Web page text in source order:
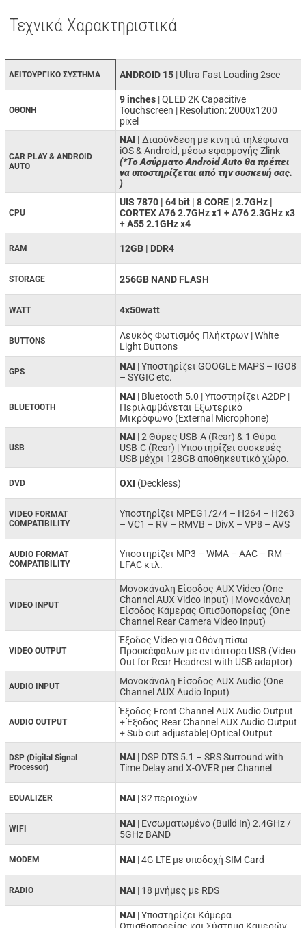
Τεχνικά Χαρακτηριστικά
ΛΕΙΤΟΥΡΓΙΚΟ ΣΥΣΤΗΜΑ ANDROID 15 | Ultra Fast Loading 2sec
ΟΘΟΝΗ
9 inches | QLED 2K Capacitive
Touchscreen | Resolution: 2000x1200
pixel
CAR PLAY & ANDROID
AUTO
ΝΑΙ | Διασύνδεση με κινητά τηλέφωνα
iOS & Android, μέσω εφαρμογής Zlink
(*Το Ασύρματο Android Auto θα πρέπει
να υποστηρίζεται από την συσκευή σας.
)
CPU
UIS 7870 | 64 bit | 8 CORE | 2.7GHz |
CORTEX A76 2.7GHz x1 + A76 2.3GHz x3
+ A55 2.1GHz x4
RAM 12GB | DDR4
STORAGE 256GB NAND FLASH
WATT 4x50watt
BUTTONS
Λευκός Φωτισμός Πλήκτρων | White
Light Buttons
GPS NAI | Υποστηρίζει GOOGLE MAPS – IGO8
– SYGIC etc.
BLUETOOTH
ΝΑΙ | Bluetooth 5.0 | Υποστηρίζει A2DP |
Περιλαμβάνεται Εξωτερικό
Μικρόφωνο (External Microphone)
USB
ΝΑΙ | 2 Θύρες USB-A (Rear) & 1 Θύρα
USB-C (Rear) | Υποστηρίζει συσκευές
USB μέχρι 128GB αποθηκευτικό χώρο.
DVD ΟΧΙ (Deckless)
VIDEO FORMAT
COMPATIBILITY
Υποστηρίζει MPEG1/2/4 – H264 – H263
– VC1 – RV – RMVB – DivX – VP8 – AVS
AUDIO FORMAT
COMPATIBILITY
Υποστηρίζει MP3 – WMA – AAC – RM –
LFAC κτλ.
VIDEO INPUT
Μονοκάναλη Είσοδος AUX Video (One
Channel AUX Video Input) | Μονοκάναλη
Είσοδος Κάμερας Οπισθοπορείας (One
Channel Rear Camera Video Input)
VIDEO OUTPUT
Έξοδος Video για Οθόνη πίσω
Προσκέφαλων με αντάπτορα USB (Video
Out for Rear Headrest with USB adaptor)
AUDIO INPUT
Μονοκάναλη Είσοδος AUX Audio (One
Channel AUX Audio Input)
AUDIO OUTPUT
Έξοδος Front Channel AUX Audio Output
+ Έξοδος Rear Channel AUX Audio Output
+ Sub out adjustable| Optical Output
DSP (Digital Signal
Processor)
ΝΑΙ | DSP DTS 5.1 – SRS Surround with
Time Delay and X-OVER per Channel
EQUALIZER NAI | 32 περιοχών
WIFI ΝΑΙ | Ενσωματωμένο (Build In) 2.4GHz /
5GHz BAND
MODEM NAI | 4G LTE με υποδοχή SIM Card
RADIO ΝΑΙ | 18 μνήμες με RDS
ΝΑΙ | Υποστηρίζει Κάμερα